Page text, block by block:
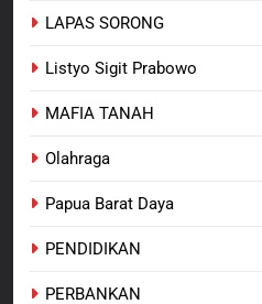
LAPAS SORONG
Listyo Sigit Prabowo
MAFIA TANAH
Olahraga
Papua Barat Daya
PENDIDIKAN
PERBANKAN